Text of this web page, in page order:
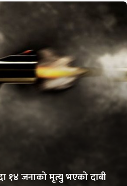
१४ जनाको मृत्यु भएको दाबी